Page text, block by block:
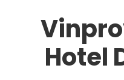
Hotel